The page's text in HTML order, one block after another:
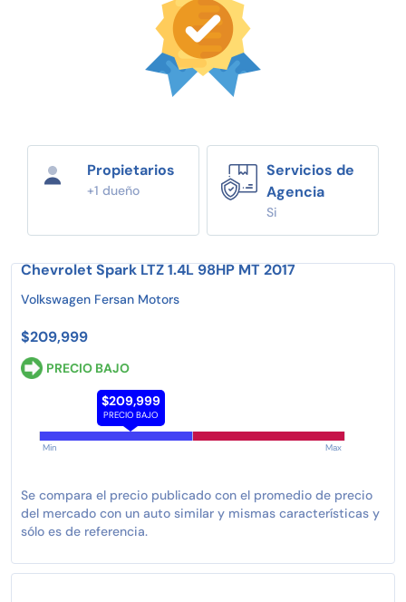
Propietarios
+1 dueño
Servicios de
Agencia
Si
Chevrolet Spark LTZ 1.4L 98HP MT 2017
Volkswagen Fersan Motors
$209,999
PRECIO BAJO
$209,999
PRECIO BAJO
Min Max
Se compara el precio publicado con el promedio de precio
del mercado con un auto similar y mismas características y
sólo es de referencia.